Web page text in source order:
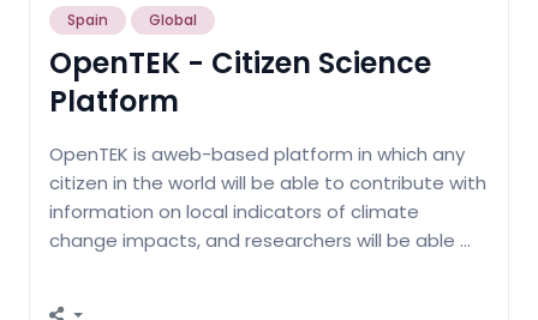
Spain Global
OpenTEK - Citizen Science
Platform
OpenTEK is aweb-based platform in which any
citizen in the world will be able to contribute with
information on local indicators of climate
change impacts, and researchers will be able …